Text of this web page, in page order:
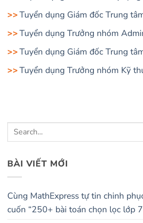
Tuyển dụng Giám đốc Trung
Tuyển dụng Trưởng nhóm
Tuyển dụng Giám đốc Trung
Tuyển dụng Trưởng nhóm Kỹ
BÀI VIẾT MỚI
Cùng MathExpress tự tin chinh
cuốn “250+ bài toán chọn lọc lớp